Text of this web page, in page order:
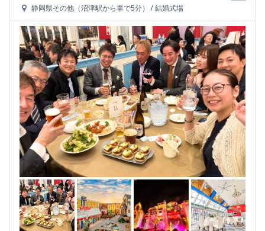
静岡県その他（沼津駅から車で5分） / 結婚式場